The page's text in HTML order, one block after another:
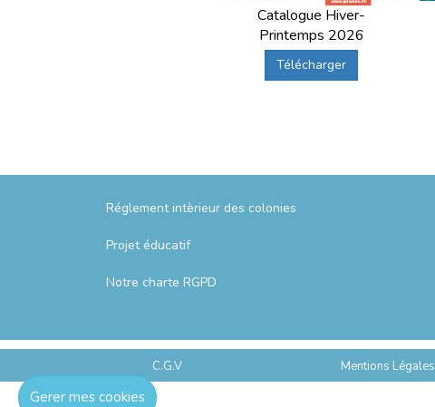
Catalogue Hiver-
Printemps 2026
Télécharger
Réglement intèrieur des colonies
Projet éducatif
Notre charte RGPD
C.G.V Mentions Légales
Gerer mes cookies